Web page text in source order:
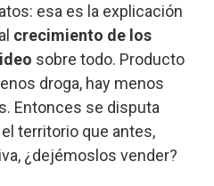
esa es la explicación
crecimiento de los
sobre todo. Producto
droga, hay menos
Entonces se disputa
territorio que antes,
¿dejémoslos vender?